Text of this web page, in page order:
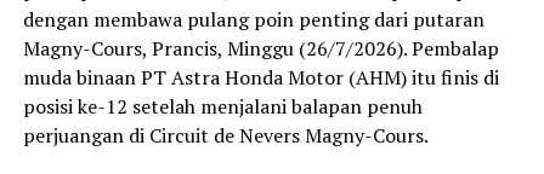
UP NEXT
Jadwal MotoGP Thailand 2026: Momen Spesial Debut
Veda Ega, Marc Marquez Datang dengan Target Podium
DON'T MISS
Akhirnya Klik! Jorge Martin Mulai Percaya Penuh pada
dengan membawa pulang poin penting dari putaran
Magny-Cours, Prancis, Minggu (26/7/2026). Pembalap
muda binaan PT Astra Honda Motor (AHM) itu finis di
posisi ke-12 setelah menjalani balapan penuh
perjuangan di Circuit de Nevers Magny-Cours.